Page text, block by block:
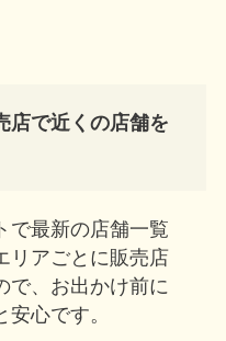
店で近くの店舗を
で最新の店舗一覧
リアごとに販売店
で、お出かけ前に
心です。